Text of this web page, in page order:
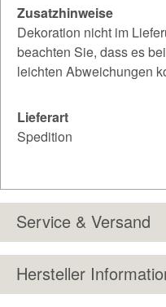
Zusatzhinweise
Dekoration nicht im
beachten Sie, dass es
leichten Abweichungen
Lieferart
Spedition
Service & Versand
Hersteller